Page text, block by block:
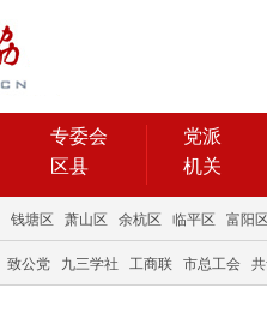
专委会
区县
党派
机关
钱塘区 萧山区 余杭区 临平区 富阳
致公党 九三学社 工商联 市总工会